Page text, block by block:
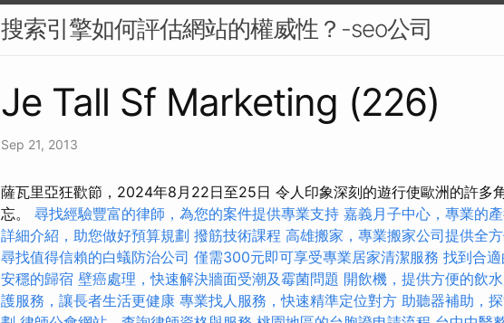
搜索引擎如何評估網站的權威性？-seo公司
Je Tall Sf Marketing (226)
Sep 21, 2013
薩瓦里亞狂歡節，2024年8月22日至25日 令人印象深刻的遊行使歐洲的許多
忘。 尋找經驗豐富的律師，為您的案件提供專業支持 嘉義月子中心，專業的
詳細介紹，助您做好預算規劃 撥筋技術課程 高雄搬家，專業搬家公司提供全
尋找值得信賴的白蟻防治公司 僅需300元即可享受專業居家清潔服務 找到合
安穩的歸宿 壁癌處理，快速解決牆面受潮及霉菌問題 開飲機，提供方便的飲
護服務，讓長者生活更健康 專業找人服務，快速精準定位對方 助聽器補助，